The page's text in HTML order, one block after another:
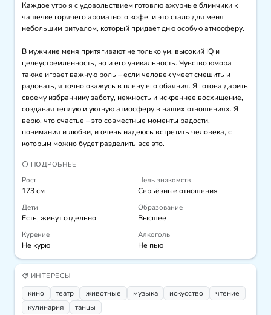
Каждое утро я с удовольствием готовлю ажурные блинчики к
чашечке горячего ароматного кофе, и это стало для меня
небольшим ритуалом, который придаёт дню особую атмосферу.
В мужчине меня притягивают не только ум, высокий IQ и
целеустремленность, но и его уникальность. Чувство юмора
также играет важную роль – если человек умеет смешить и
радовать, я точно окажусь в плену его обаяния. Я готова дарить
своему избраннику заботу, нежность и искреннее восхищение,
создавая теплую и уютную атмосферу в наших отношениях. Я
верю, что счастье – это совместные моменты радости,
понимания и любви, и очень надеюсь встретить человека, с
которым можно будет разделить все это.
ПОДРОБНЕЕ
Рост
173 см
Цель знакомств
Серьёзные отношения
Дети
Есть, живут отдельно
Образование
Высшее
Курение
Не курю
Алкоголь
Не пью
ИНТЕРЕСЫ
кино театр животные музыка искусcтво
чтение
кулинария
танцы